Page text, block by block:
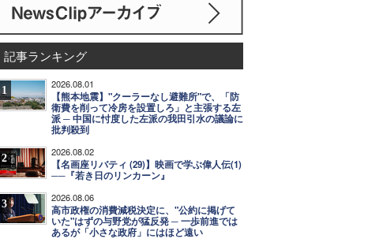
記事ランキング
1 2026.08.01
【熊本地震】"クーラーなし避難所"で、「防
衛費を削って冷房を設置しろ」と主張する左
派 ─ 中国に忖度した左派の我田引水の議論に
批判殺到
2 2026.08.02
【名画座リバティ (29)】映画で学ぶ偉人伝(1)
──『若き日のリンカーン』
3 2026.08.06
高市政権の消費減税決定に、"公約に掲げて
いた"はずの与野党が猛反発 ─ 一歩前進では
あるが「小さな政府」にはほど遠い